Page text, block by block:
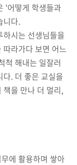
'어떻게 학생들과
니다.
시는 선생님들을
라가다 보면 어느
척 해내는 일잘러
. 더 좋은 교실을
을 만나 더 멀리,
에 활용하며 쌓아